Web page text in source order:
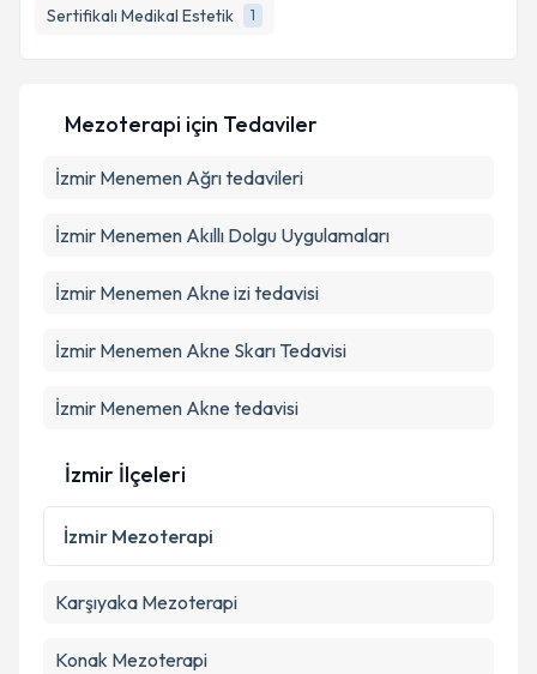
Sertifikalı Medikal Estetik
1
Metni'ni okudum ve kişisel verilerimin belirtilen
Takvim Talebini Gönder
Mezoterapi için Tedaviler
İzmir Menemen Ağrı tedavileri
İzmir Menemen Akıllı Dolgu Uygulamaları
İzmir Menemen Akne izi tedavisi
İzmir Menemen Akne Skarı Tedavisi
İzmir Menemen Akne tedavisi
İzmir İlçeleri
İzmir Mezoterapi
Karşıyaka Mezoterapi
Konak Mezoterapi